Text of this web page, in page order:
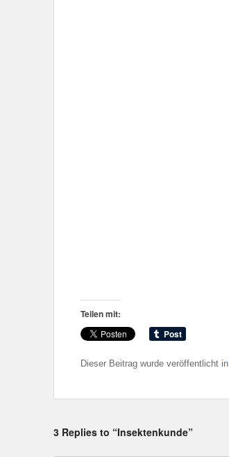
Teilen mit:
Dieser Beitrag wurde veröffentlicht in
3 Replies to “Insektenkunde”